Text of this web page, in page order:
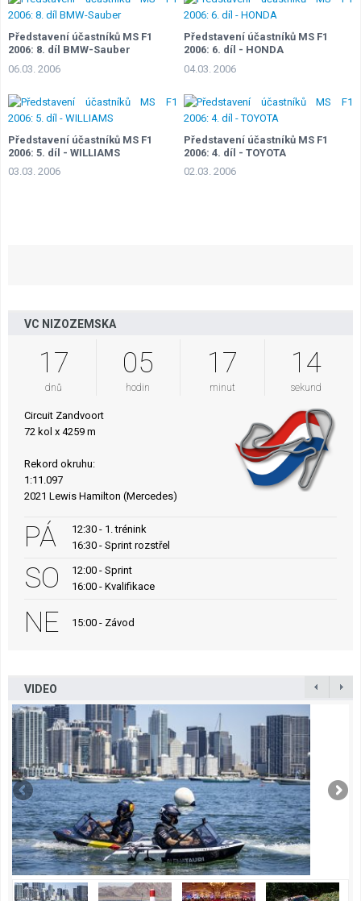
Představení účastníků MS F1
2006: 8. díl BMW-Sauber
06.03. 2006
Představení účastníků MS F1
2006: 6. díl - HONDA
04.03. 2006
Představení účastníků MS F1
2006: 5. díl - WILLIAMS
03.03. 2006
Představení účastníků MS F1
2006: 4. díl - TOYOTA
02.03. 2006
VC NIZOZEMSKA
17
dnů
05
hodin
17
minut
13
sekund
Circuit Zandvoort
72 kol x 4259 m
Rekord okruhu:
1:11.097
2021 Lewis Hamilton (Mercedes)
PÁ
12:30 - 1. trénink
16:30 - Sprint rozstřel
SO
12:00 - Sprint
16:00 - Kvalifikace
NE 15:00 - Závod
VIDEO